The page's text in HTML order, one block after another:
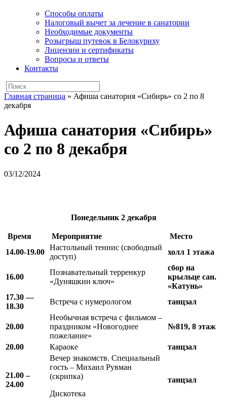
Способы оплаты
Налоговый вычет за лечение в санатории
Необходимые документы
Розыгрыш путевок в Белокуриху
Лицензии и сертификаты
Вопросы и ответы
Контакты
Главная страница » Афиша санатория «Сибирь» со 2 по 8
декабря
Афиша санатория «Сибирь»
со 2 по 8 декабря
03/12/2024
Понедельник 2 декабря
Время Мероприятие
Место
14.00-19.00
Настольный теннис (свободный
доступ)
холл 1 этажа
16.00
Познавательный терренкур
«Дуняшкин ключ»
сбор на
крыльце сан.
«Катунь»
17.30 —
18.30
Встреча с нумерологом танцзал
20.00
Необычная встреча с фильмом –
праздником «Новогоднее
пожелание»
№819, 8 этаж
20.00 Караоке танцзал
21.00 –
24.00
Вечер знакомств. Специальный
гость – Михаил Рувман
(скрипка)
Дискотека
танцзал